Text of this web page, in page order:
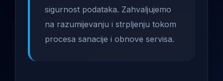
sigurnost podataka. Zahvaljujemo
na razumijevanju i strpljenju tokom
procesa sanacije i obnove servisa.